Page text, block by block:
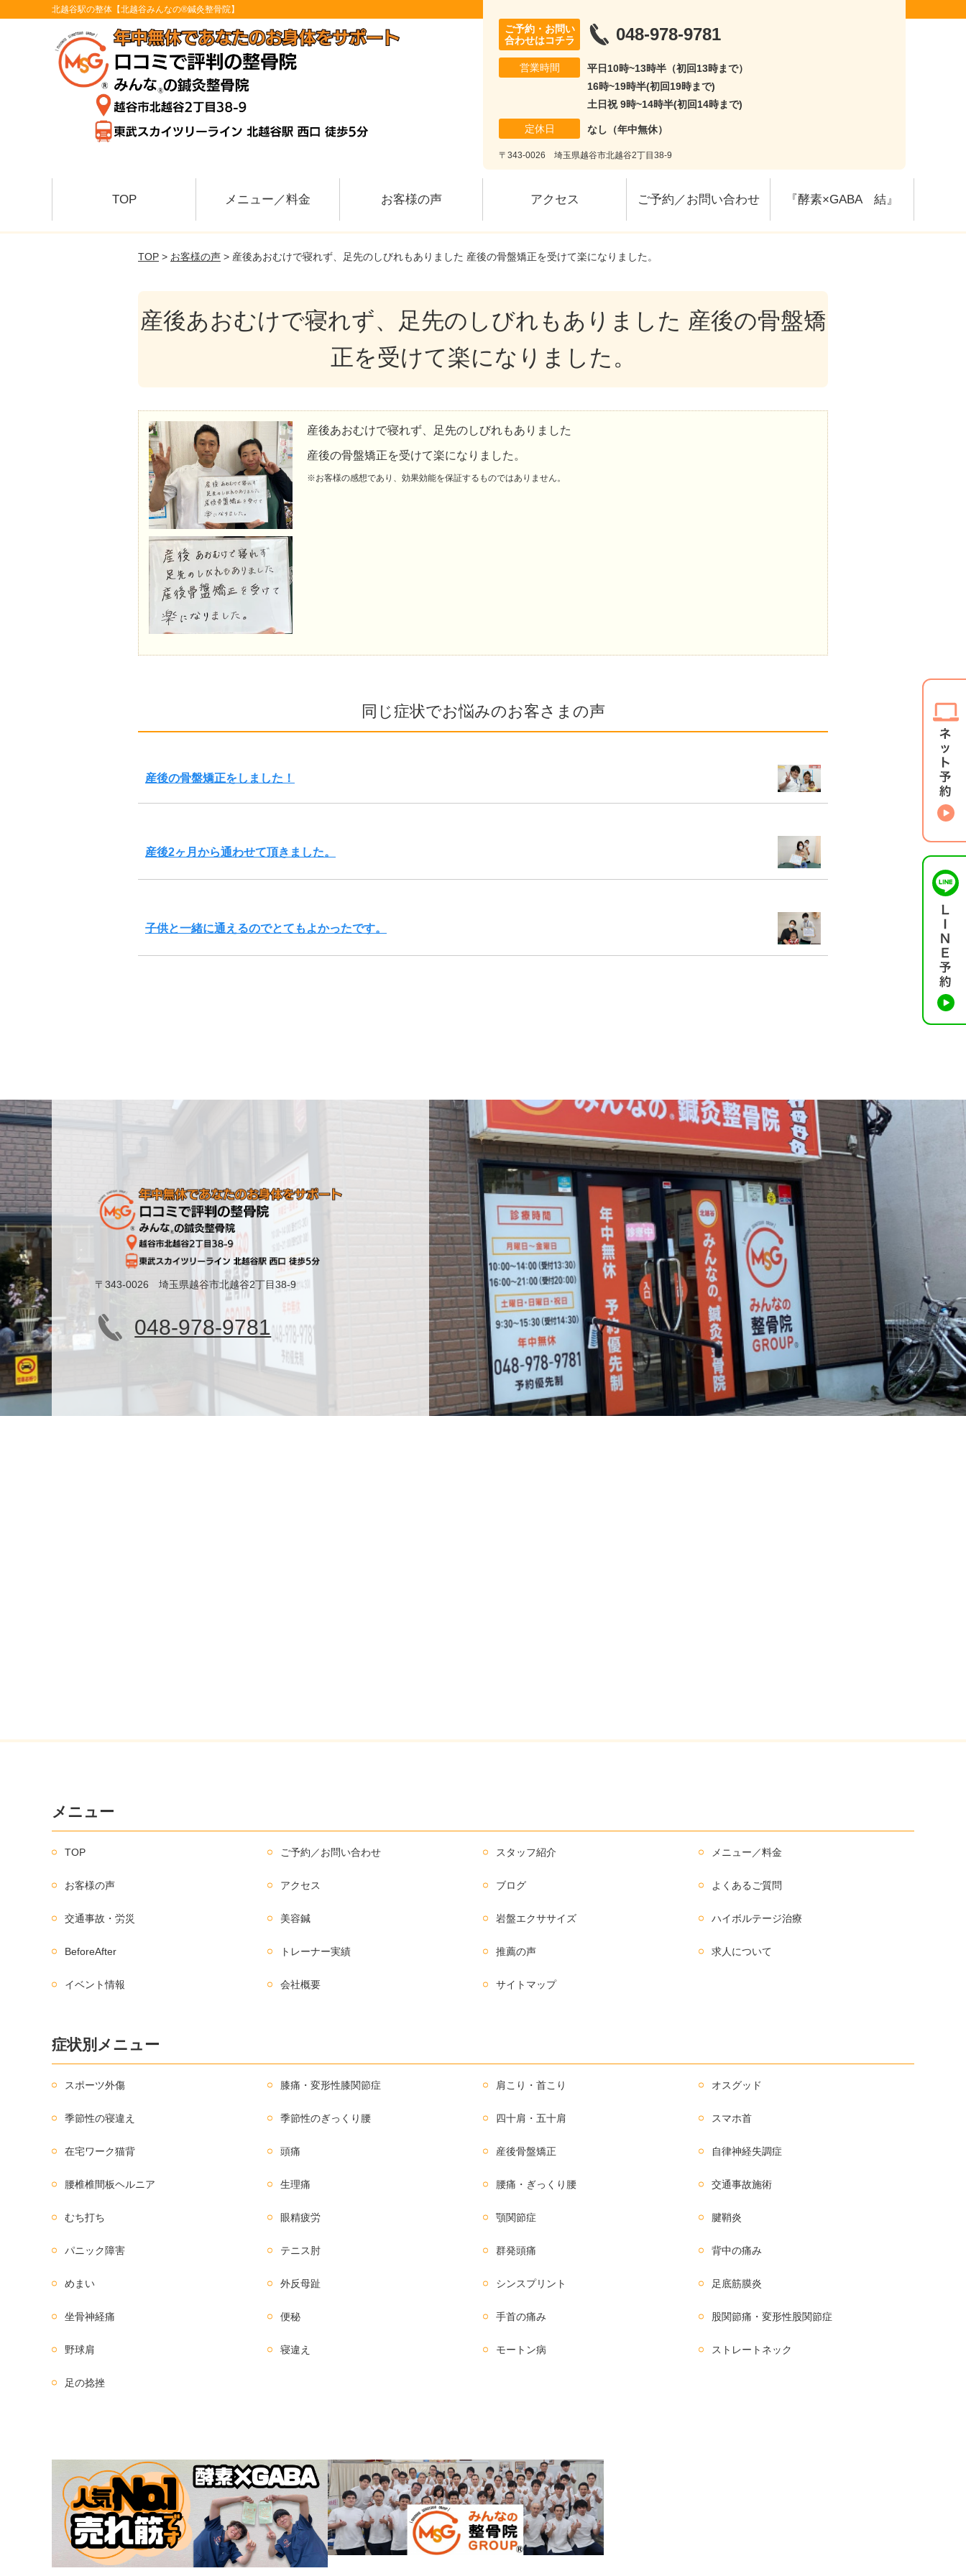
北越谷駅の整体【北越谷みんなの®鍼灸整骨院】
ご予約・お問い
合わせはコチラ
048-978-9781
営業時間
平日10時~13時半（初回13時まで）
16時~19時半(初回19時まで)
土日祝 9時~14時半(初回14時まで)
定休日 なし（年中無休）
〒343-0026 埼玉県越谷市北越谷2丁目38-9
TOP メニュー／料金 お客様の声 アクセス ご予約／お問い合わせ 『酵素×GABA 結』
TOP > お客様の声 > 産後あおむけで寝れず、足先のしびれもありました 産後の骨盤矯正を受けて楽になりました。
産後あおむけで寝れず、足先のしびれもありました 産後の骨盤矯
正を受けて楽になりました。
産後あおむけで寝れず、足先のしびれもありました
産後の骨盤矯正を受けて楽になりました。
※お客様の感想であり、効果効能を保証するものではありません。
同じ症状でお悩みのお客さまの声
産後の骨盤矯正をしました！
産後2ヶ月から通わせて頂きました。
子供と一緒に通えるのでとてもよかったです。
〒343-0026 埼玉県越谷市北越谷2丁目38-9
048-978-9781
メニュー
TOP ご予約／お問い合わせ スタッフ紹介 メニュー／料金
お客様の声 アクセス ブログ よくあるご質問
交通事故・労災 美容鍼 岩盤エクササイズ ハイボルテージ治療
BeforeAfter トレーナー実績 推薦の声 求人について
イベント情報 会社概要 サイトマップ
症状別メニュー
スポーツ外傷 膝痛・変形性膝関節症 肩こり・首こり オスグッド
季節性の寝違え 季節性のぎっくり腰 四十肩・五十肩 スマホ首
在宅ワーク猫背 頭痛 産後骨盤矯正 自律神経失調症
腰椎椎間板ヘルニア 生理痛 腰痛・ぎっくり腰 交通事故施術
むち打ち 眼精疲労 顎関節症 腱鞘炎
パニック障害 テニス肘 群発頭痛 背中の痛み
めまい 外反母趾 シンスプリント 足底筋膜炎
坐骨神経痛 便秘 手首の痛み 股関節痛・変形性股関節症
野球肩 寝違え モートン病 ストレートネック
足の捻挫